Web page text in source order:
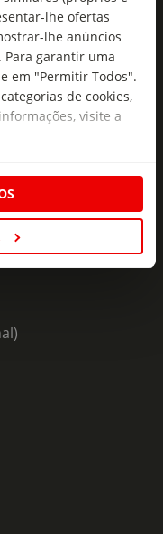
lhe ofertas
lhe anúncios
Para garantir uma
em "Permitir Todos".
de cookies,
visite a
exclusivas,
Subscrever